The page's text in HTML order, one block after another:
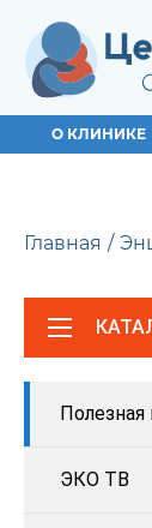
О КЛИНИКЕ
Главная
ЭКО ТВ